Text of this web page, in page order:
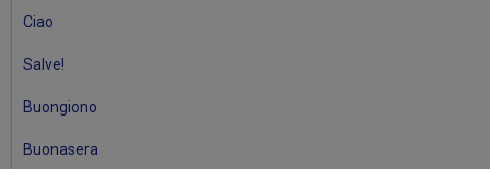
Ciao
Salve!
Buongiono
Buonasera